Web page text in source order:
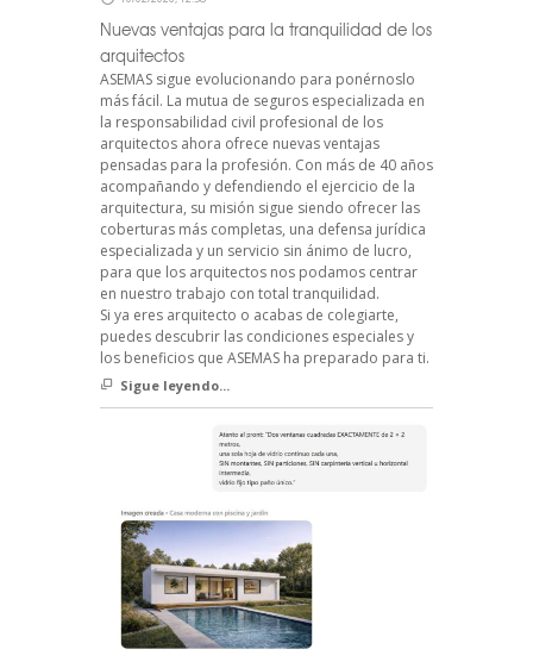
Nuevas ventajas para la tranquilidad de los
arquitectos
ASEMAS sigue evolucionando para ponérnoslo
más fácil. La mutua de seguros especializada en
la responsabilidad civil profesional de los
arquitectos ahora ofrece nuevas ventajas
pensadas para la profesión. Con más de 40 años
acompañando y defendiendo el ejercicio de la
arquitectura, su misión sigue siendo ofrecer las
coberturas más completas, una defensa jurídica
especializada y un servicio sin ánimo de lucro,
para que los arquitectos nos podamos centrar
en nuestro trabajo con total tranquilidad.
Si ya eres arquitecto o acabas de colegiarte,
puedes descubrir las condiciones especiales y
los beneficios que ASEMAS ha preparado para ti.
Sigue leyendo...